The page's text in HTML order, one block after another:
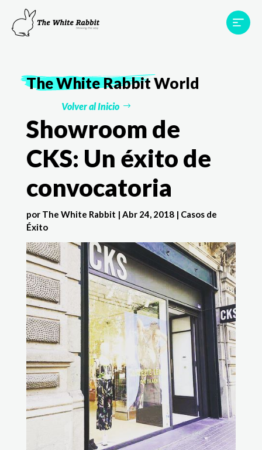
Proyectos
Testimonios
TWR World
The White RabbitWorld
Volver al Inicio
Showroom de
CKS: Un éxito de
convocatoria
por The White Rabbit | Abr 24, 2018| Casos de
Éxito